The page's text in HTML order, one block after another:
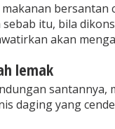
itu, bila
akan
lemak
santannya,
daging yang